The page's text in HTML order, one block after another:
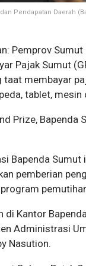
Pendapatan Daerah
Pemprov
Pajak Sumut
taat membayar
tablet,
Prize,
Bapenda
pemberian
di Kantor
Administrasi
Nasution.